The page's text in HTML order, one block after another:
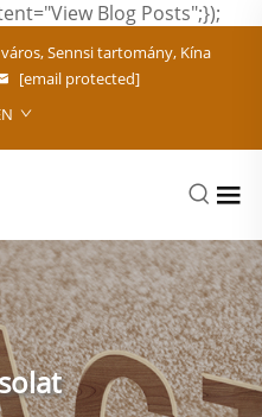
Blog Posts";});
Sennsi tartomány, Kína
[email protected]